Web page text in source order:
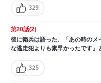
329
第20話(2)
後に衛兵は語った、「あの時の
な逃走犯よりも素早かったです」
325